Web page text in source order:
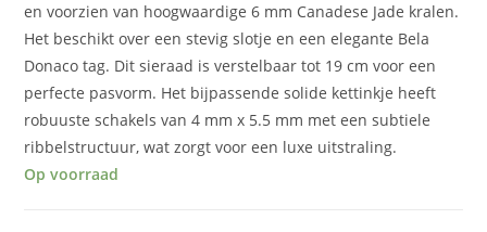
en voorzien van hoogwaardige 6 mm Canadese Jade kralen.
Het beschikt over een stevig slotje en een elegante Bela
Donaco tag. Dit sieraad is verstelbaar tot 19 cm voor een
perfecte pasvorm. Het bijpassende solide kettinkje heeft
robuuste schakels van 4 mm x 5.5 mm met een subtiele
ribbelstructuur, wat zorgt voor een luxe uitstraling.
Op voorraad